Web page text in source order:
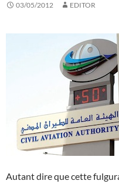
03/05/2012 EDITOR
Autant dire que cette